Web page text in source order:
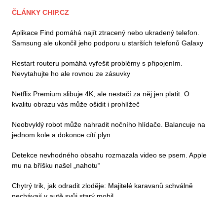
ČLÁNKY CHIP.CZ
Aplikace Find pomáhá najít ztracený nebo ukradený telefon.
Samsung ale ukončil jeho podporu u starších telefonů Galaxy
Restart routeru pomáhá vyřešit problémy s připojením.
Nevytahujte ho ale rovnou ze zásuvky
Netflix Premium slibuje 4K, ale nestačí za něj jen platit. O
kvalitu obrazu vás může ošidit i prohlížeč
Neobvyklý robot může nahradit nočního hlídače. Balancuje na
jednom kole a dokonce cítí plyn
Detekce nevhodného obsahu rozmazala video se psem. Apple
mu na bříšku našel „nahotu“
Chytrý trik, jak odradit zloděje: Majitelé karavanů schválně